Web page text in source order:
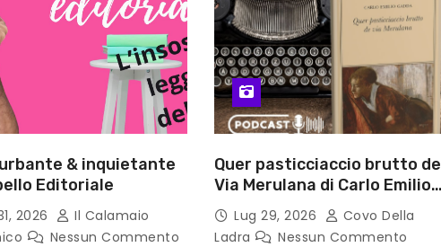
& inquietante
Editoriale
2026
Il Calamaio
Nessun Commento
Quer pasticciaccio brutto de
Via Merulana di Carlo Emilio
Gadda – Pollicino. Briciole di
lettura
Lug 29, 2026
Covo Della
Ladra
Nessun Commento